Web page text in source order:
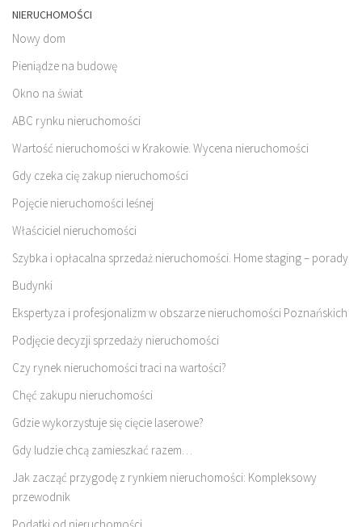
NIERUCHOMOŚCI
Nowy dom
Pieniądze na budowę
Okno na świat
ABC rynku nieruchomości
Wartość nieruchomości w Krakowie. Wycena nieruchomości
Gdy czeka cię zakup nieruchomości
Pojęcie nieruchomości leśnej
Właściciel nieruchomości
Szybka i opłacalna sprzedaż nieruchomości. Home staging – porady
Budynki
Ekspertyza i profesjonalizm w obszarze nieruchomości Poznańskich
Podjęcie decyzji sprzedaży nieruchomości
Czy rynek nieruchomości traci na wartości?
Chęć zakupu nieruchomości
Gdzie wykorzystuje się cięcie laserowe?
Gdy ludzie chcą zamieszkać razem…
Jak zacząć przygodę z rynkiem nieruchomości: Kompleksowy
przewodnik